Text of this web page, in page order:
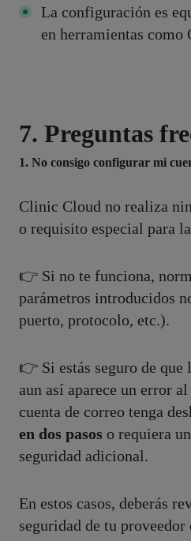
La configuración es
en herramientas como
7. Preguntas
1. No consigo configurar mi
Clinic Cloud no realiza
o requisito especial para
👉 Si no te funciona,
parámetros introducidos
puerto, protocolo, etc.).
👉 Si estás seguro de que
aun así aparece un error
cuenta de correo tenga
en dos pasos o requiera
seguridad adicional.
En estos casos, deberás
seguridad de tu proveedor